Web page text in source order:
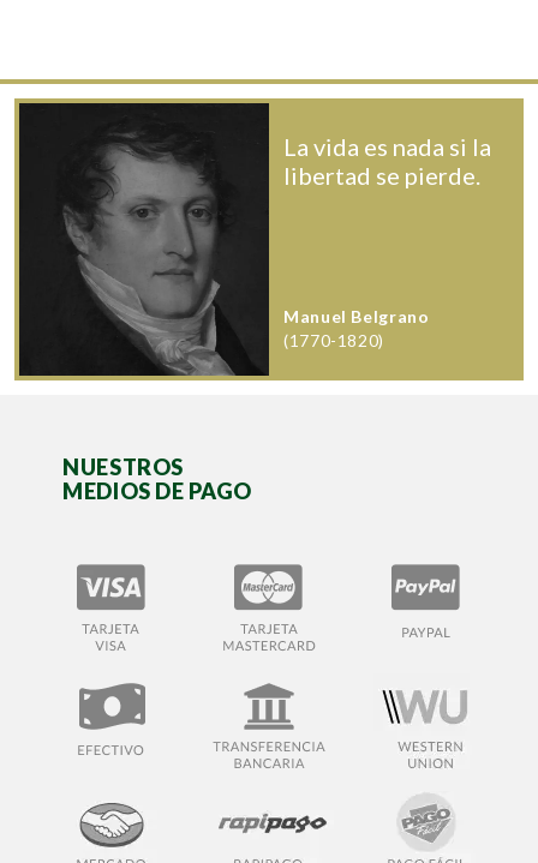
La vida es nada si la
libertad se pierde.
Manuel Belgrano
(1770-1820)
NUESTROS
MEDIOS DE PAGO